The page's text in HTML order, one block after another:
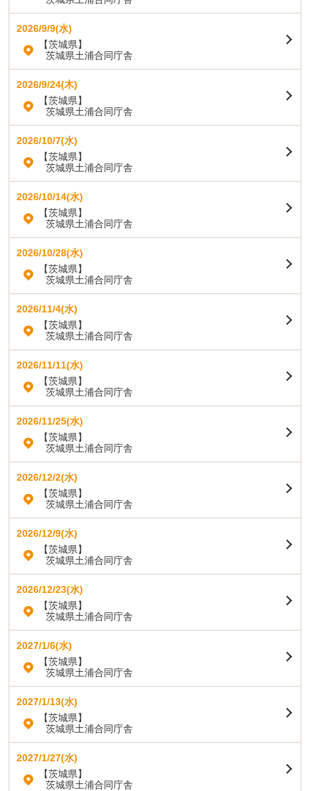
2026/9/9(水)
【茨城県】
茨城県土浦合同庁舎
2026/9/24(木)
【茨城県】
茨城県土浦合同庁舎
2026/10/7(水)
【茨城県】
茨城県土浦合同庁舎
2026/10/14(水)
【茨城県】
茨城県土浦合同庁舎
2026/10/28(水)
【茨城県】
茨城県土浦合同庁舎
2026/11/4(水)
【茨城県】
茨城県土浦合同庁舎
2026/11/11(水)
【茨城県】
茨城県土浦合同庁舎
2026/11/25(水)
【茨城県】
茨城県土浦合同庁舎
2026/12/2(水)
【茨城県】
茨城県土浦合同庁舎
2026/12/9(水)
【茨城県】
茨城県土浦合同庁舎
2026/12/23(水)
【茨城県】
茨城県土浦合同庁舎
2027/1/6(水)
【茨城県】
茨城県土浦合同庁舎
2027/1/13(水)
【茨城県】
茨城県土浦合同庁舎
2027/1/27(水)
【茨城県】
茨城県土浦合同庁舎